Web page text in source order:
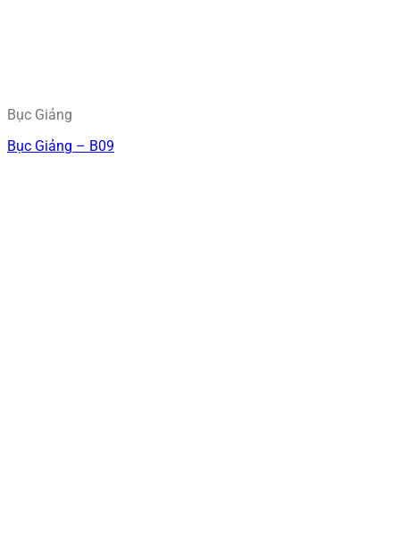
Bục Giảng
Bục Giảng – B09